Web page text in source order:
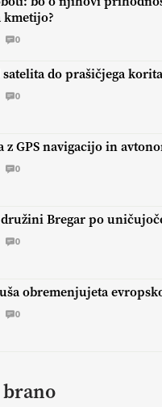
kmetijo?
0
do prašičjega korita
0
z GPS navigacijo in
0
Bregar po
0
obremenjujeta
0